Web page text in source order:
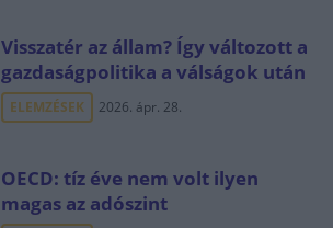
Visszatér az állam? Így változott a
gazdaságpolitika a válságok után
ELEMZÉSEK 2026. ápr. 28.
OECD: tíz éve nem volt ilyen
magas az adószint